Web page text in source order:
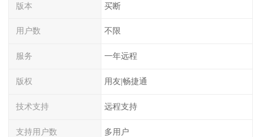
版本 买断
用户数 不限
服务 一年远程
版权 用友|畅捷通
技术支持 远程支持
支持用户数 多用户